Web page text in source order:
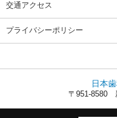
交通アクセス
プライバシーポリシー
日本
〒951-8580